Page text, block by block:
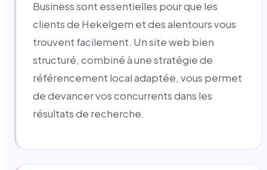
Business sont essentielles pour que les
clients de Hekelgem et des alentours vous
trouvent facilement. Un site web bien
structuré, combiné à une stratégie de
référencement local adaptée, vous permet
de devancer vos concurrents dans les
résultats de recherche.